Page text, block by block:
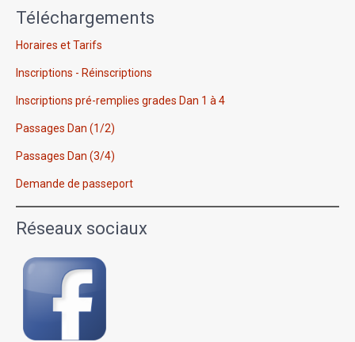
Téléchargements
Horaires et Tarifs
Inscriptions - Réinscriptions
Inscriptions pré-remplies grades Dan 1 à 4
Passages Dan (1/2)
Passages Dan (3/4)
Demande de passeport
Réseaux sociaux